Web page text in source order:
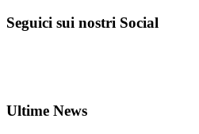
Seguici sui nostri Social
Ultime News